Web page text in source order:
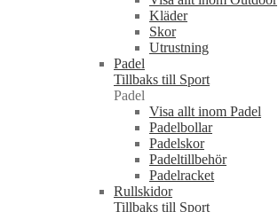
Kläder
Skor
Utrustning
Padel
Tillbaks till Sport
Padel
Visa allt inom Padel
Padelbollar
Padelskor
Padeltillbehör
Padelracket
Rullskidor
Tillbaks till Sport